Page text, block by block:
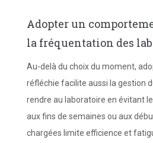
Adopter un
la fréquentation des
Au-delà du choix du moment,
réfléchie facilite aussi la gestion
rendre au laboratoire en évitant
aux fins de semaines ou aux
chargées limite efficience et